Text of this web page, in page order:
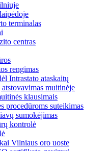
terminalas
centras
rengimas
Intrastato ataskaitų
muitinėje
klausimais
procedūroms suteikimas
sumokėjimas
kontrolė
Vilniaus oro uoste